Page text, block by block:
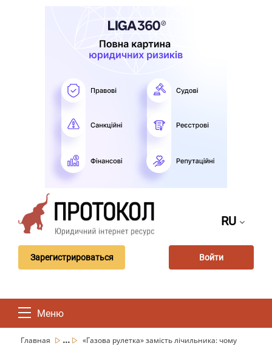
RU
Зарегистрироваться Войти
Меню
Главная ...
«Газова рулетка» замість лічильника: чому